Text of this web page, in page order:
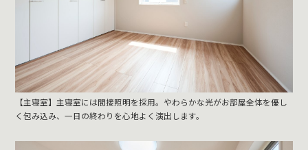
【主寝室】主寝室には間接照明を採用。やわらかな光がお部屋全体を優し
く包み込み、一日の終わりを心地よく演出します。